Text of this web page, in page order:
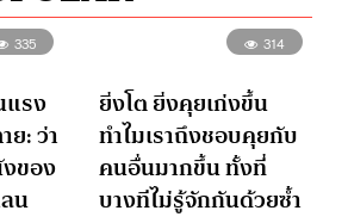
335
แรง
ย: ว่า
ของ
น
314
ยิ่งโต ยิ่งคุยเก่งขึ้น
ทำไมเราถึงชอบคุยกับ
คนอื่นมากขึ้น ทั้งที่
บางทีไม่รู้จักกันด้วยซ้ำ